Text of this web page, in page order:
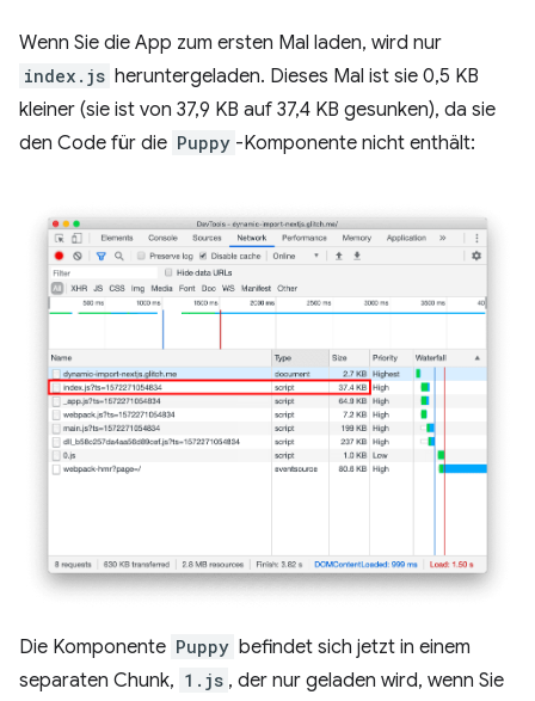
Wenn Sie die App zum ersten Mal laden, wird nur
index.js heruntergeladen. Dieses Mal ist sie 0,5 KB
kleiner (sie ist von 37,9 KB auf 37,4 KB gesunken), da sie
den Code für die Puppy -Komponente nicht enthält:
Die Komponente Puppy befindet sich jetzt in einem
separaten Chunk, 1.js , der nur geladen wird, wenn Sie